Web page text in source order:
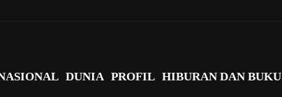
DUNIA PROFIL HIBURAN DAN BUKU